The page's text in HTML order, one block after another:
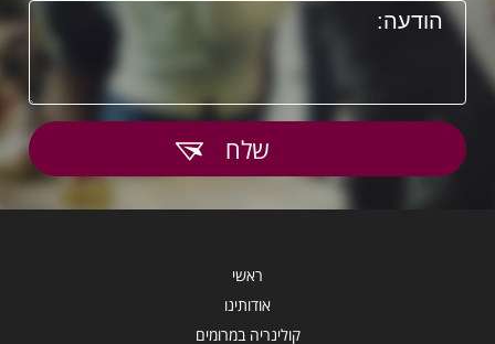
שלח
ראשי
אודותינו
קולינריה במרומים